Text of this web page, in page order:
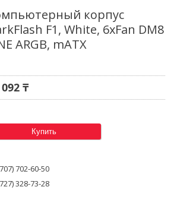
корпус
F1, White, 6xFan DM8
ARGB, mATX
₸
Купить
702-60-50
328-73-28